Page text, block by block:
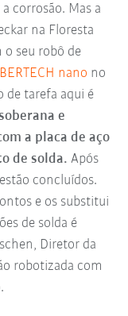
corrosão. Mas a
na Floresta
o seu robô de
nano no
de tarefa aqui é
e
a placa de aço
de solda.Após
concluídos.
e os substitui
de solda é
Diretor da
robotizada com